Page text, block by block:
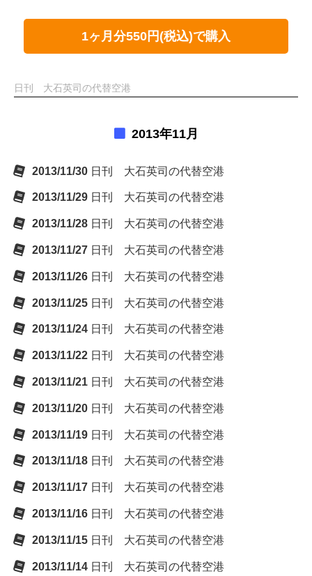
1ヶ月分550円(税込)で購入
日刊 大石英司の代替空港
2013年11月
2013/11/30 日刊 大石英司の代替空港
2013/11/29 日刊 大石英司の代替空港
2013/11/28 日刊 大石英司の代替空港
2013/11/27 日刊 大石英司の代替空港
2013/11/26 日刊 大石英司の代替空港
2013/11/25 日刊 大石英司の代替空港
2013/11/24 日刊 大石英司の代替空港
2013/11/22 日刊 大石英司の代替空港
2013/11/21 日刊 大石英司の代替空港
2013/11/20 日刊 大石英司の代替空港
2013/11/19 日刊 大石英司の代替空港
2013/11/18 日刊 大石英司の代替空港
2013/11/17 日刊 大石英司の代替空港
2013/11/16 日刊 大石英司の代替空港
2013/11/15 日刊 大石英司の代替空港
2013/11/14 日刊 大石英司の代替空港